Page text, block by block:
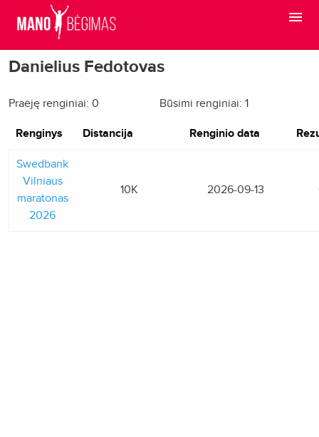
Danielius Fedotovas
Praėję renginiai: 0 Būsimi renginiai: 1
Renginys Distancija Renginio data
Swedbank
Vilniaus
maratonas
2026
10K 2026-09-13